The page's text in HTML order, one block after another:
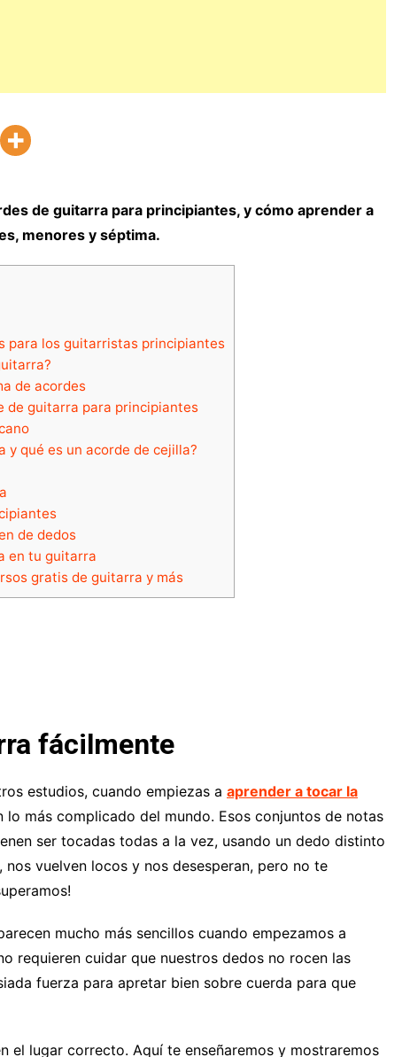
de guitarra para principiantes, y cómo aprender a
menores y séptima.
para los guitarristas principiantes
de acordes
de guitarra para principiantes
y qué es un acorde de cejilla?
de dedos
en tu guitarra
gratis de guitarra y más
fácilmente
estudios, cuando empiezas a aprender a tocar la
lo más complicado del mundo. Esos conjuntos de notas
ser tocadas todas a la vez, usando un dedo distinto
vuelven locos y nos desesperan, pero no te
mucho más sencillos cuando empezamos a
requieren cuidar que nuestros dedos no rocen las
fuerza para apretar bien sobre cuerda para que
el lugar correcto. Aquí te enseñaremos y mostraremos